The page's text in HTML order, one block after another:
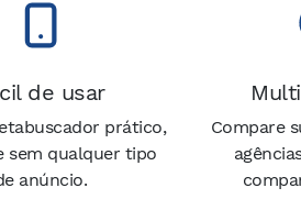
de usar
prático,
sem qualquer tipo
anúncio.
Compare